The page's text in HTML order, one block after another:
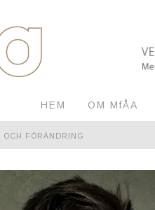
HEM OM MfÅA
FÖRÄNDRING
ÖVERVAKNING AV